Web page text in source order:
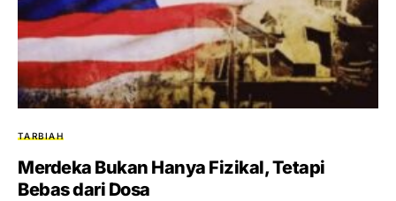
TARBIAH
Merdeka Bukan Hanya Fizikal, Tetapi
Bebas dari Dosa